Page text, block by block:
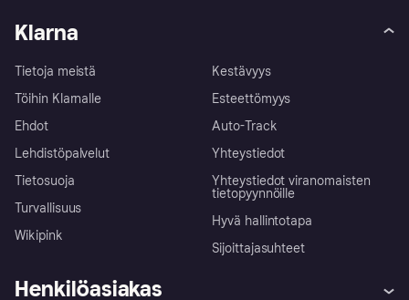
Klarna
Tietoja meistä
Töihin Klarnalle
Ehdot
Lehdistöpalvelut
Tietosuoja
Turvallisuus
Wikipink
Kestävyys
Esteettömyys
Auto-Track
Yhteystiedot
Yhteystiedot viranomaisten
tietopyynnöille
Hyvä hallintotapa
Sijoittajasuhteet
Henkilöasiakas